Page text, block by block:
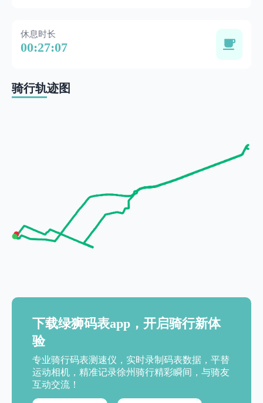
休息时长
00:27:07
骑行轨迹图
下载绿狮码表app，开启骑行新体
验
专业骑行码表测速仪，实时录制码表数据，平替
运动相机，精准记录徐州骑行精彩瞬间，与骑友
互动交流！